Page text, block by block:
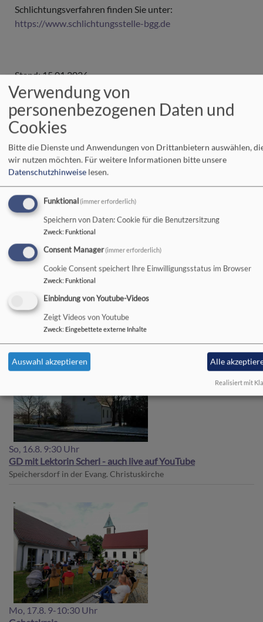
Schlichtungsverfahren finden Sie unter:
https://www.schlichtungsstelle-bgg.de
Stand: 15.01.2026
Wochenspruch
Nächste Veranstaltungen
GD mit Lektor Steininger - auch live auf YouTube
Speichersdorf in der Evang. Christuskirche
So, 16.8. 9:30 Uhr
GD mit Lektorin Scherl - auch live auf YouTube
Speichersdorf in der Evang. Christuskirche
Mo, 17.8. 9-10:30 Uhr
Verwendung von
personenbezogenen Daten und
Cookies
Bitte die Dienste und Anwendungen von Drittanbietern auswählen,
wir nutzen möchten. Für weitere Informationen bitte unsere
Datenschutzhinweise lesen.
Funktional (immer erforderlich)
Speichern von Daten: Cookie für die Benutzersitzung
Zweck: Funktional
Consent Manager(immer erforderlich)
Cookie Consent speichert Ihre Einwilligungsstatus im Browser
Zweck: Funktional
Einbindung von Youtube-Videos
Zeigt Videos von Youtube
Zweck: Eingebettete externe Inhalte
Auswahl akzeptieren Alle
Realisiert mit